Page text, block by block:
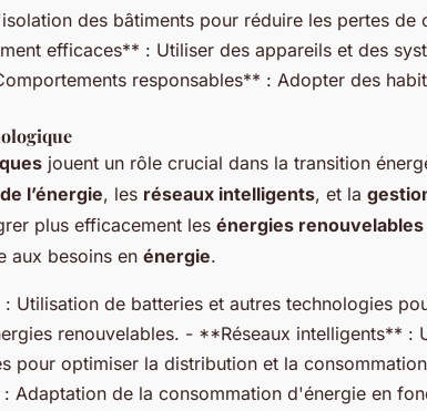
des bâtiments pour réduire les pertes de
efficaces** : Utiliser des appareils et des
responsables** : Adopter des
jouent un rôle crucial dans la transition
l’énergie, les réseaux intelligents, et la
plus efficacement les énergies renouvelables
aux besoins en énergie.
Utilisation de batteries et autres technologies
renouvelables. - **Réseaux intelligents** :
pour optimiser la distribution et la
Adaptation de la consommation d'énergie en